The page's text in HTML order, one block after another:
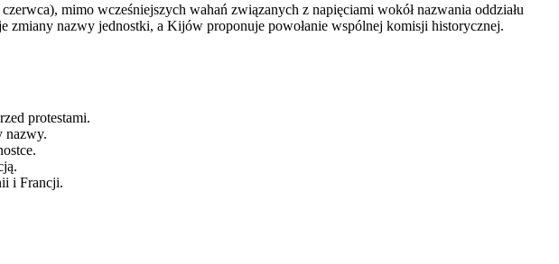
mimo wcześniejszych wahań związanych z napięciami wokół nazwania oddziału
zmiany nazwy jednostki, a Kijów proponuje powołanie wspólnej komisji historycznej.
protestami.
nazwy.
i Francji.